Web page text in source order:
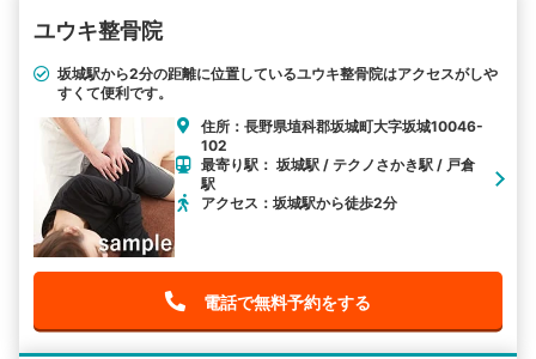
ユウキ整骨院
坂城駅から2分の距離に位置しているユウキ整骨院はアクセスがしや
すくて便利です。
住所：長野県埴科郡坂城町大字坂城10046-
102
最寄り駅： 坂城駅 / テクノさかき駅 / 戸倉
駅
アクセス：坂城駅から徒歩2分
電話で無料予約をする